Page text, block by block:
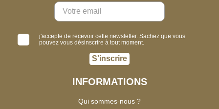
j'accepte de recevoir cette newsletter. Sachez que vous
pouvez vous désinscrire à tout moment.
S'inscrire
INFORMATIONS
Qui sommes-nous ?